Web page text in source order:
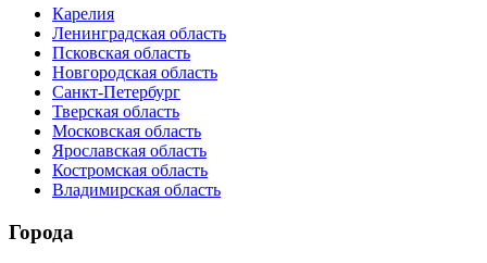
Карелия
Ленинградская область
Псковская область
Новгородская область
Санкт-Петербург
Тверская область
Московская область
Ярославская область
Костромская область
Владимирская область
Города